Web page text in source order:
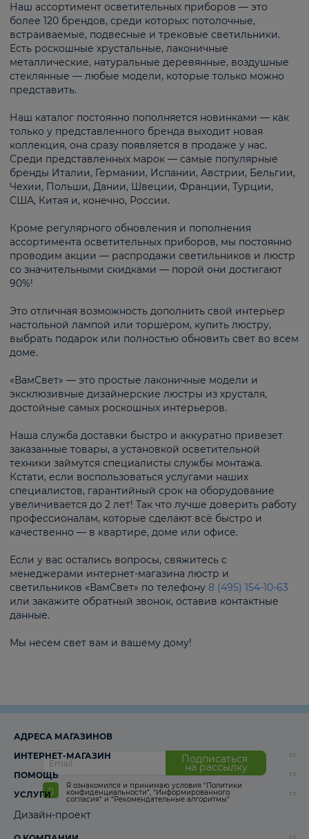
Наш ассортимент осветительных приборов — это
более 120 брендов, среди которых: потолочные,
встраиваемые, подвесные и трековые светильники.
Есть роскошные хрустальные, лаконичные
металлические, натуральные деревянные, воздушные
стеклянные — любые модели, которые только можно
представить.
Наш каталог постоянно пополняется новинками — как
только у представленного бренда выходит новая
коллекция, она сразу появляется в продаже у нас.
Среди представленных марок — самые популярные
бренды Италии, Германии, Испании, Австрии, Бельгии,
Чехии, Польши, Дании, Швеции, Франции, Турции,
США, Китая и, конечно, России.
Кроме регулярного обновления и пополнения
ассортимента осветительных приборов, мы постоянно
проводим акции — распродажи светильников и люстр
со значительными скидками — порой они достигают
90%!
Это отличная возможность дополнить свой интерьер
настольной лампой или торшером, купить люстру,
выбрать подарок или полностью обновить свет во всем
доме.
«ВамСвет» — это простые лаконичные модели и
эксклюзивные дизайнерские люстры из хрусталя,
достойные самых роскошных интерьеров.
Наша служба доставки быстро и аккуратно привезет
заказанные товары, а установкой осветительной
техники займутся специалисты службы монтажа.
Кстати, если воспользоваться услугами наших
специалистов, гарантийный срок на оборудование
увеличивается до 2 лет! Так что лучше доверить работу
профессионалам, которые сделают всё быстро и
качественно — в квартире, доме или офисе.
Если у вас остались вопросы, свяжитесь с
менеджерами интернет-магазина люстр и
светильников «ВамСвет» по телефону 8 (495) 154-10-63
или закажите обратный звонок, оставив контактные
данные.
Мы несем свет вам и вашему дому!
Подписаться
на рассылку
Я ознакомился и принимаю условия “Политики
конфиденциальности”, “Информированного
согласия“ и “Рекомендательные алгоритмы“
АДРЕСА МАГАЗИНОВ
ИНТЕРНЕТ-МАГАЗИН
ПОМОЩЬ
УСЛУГИ
Дизайн-проект